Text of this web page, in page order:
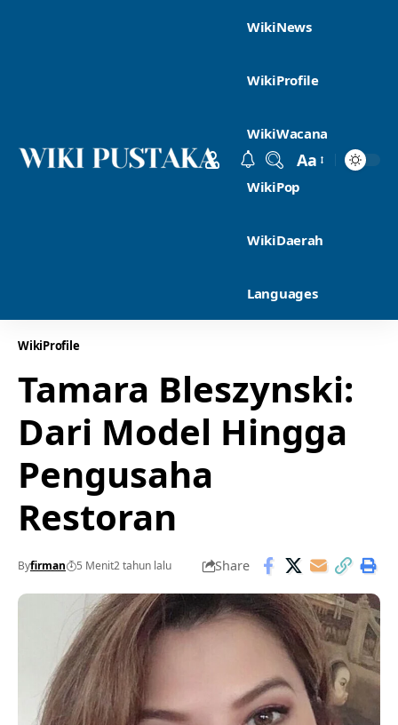
WikiNews
WikiProfile
WikiWacana
WikiPop
WikiDaerah
Languages
Aa
WikiProfile
Tamara Bleszynski:
Dari Model Hingga
Pengusaha
Restoran
Byfirman 5 Menit2 tahun lalu Share